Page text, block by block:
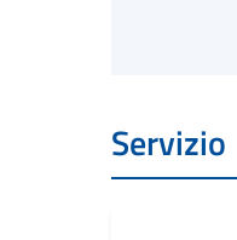
Servizio